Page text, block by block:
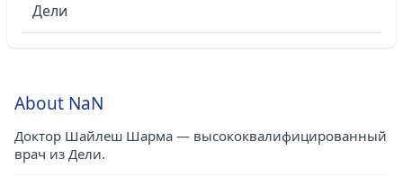
Дели
About NaN
Доктор Шайлеш Шарма — высококвалифицированный
врач из Дели.